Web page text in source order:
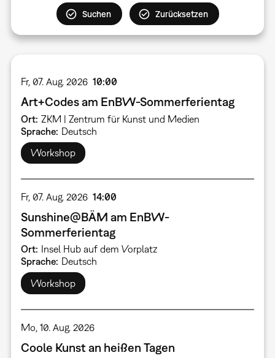
Fr, 07. Aug. 2026 10:00
Art+Codes am EnBW-Sommerferientag
Ort ZKM | Zentrum für Kunst und Medien
Sprache Deutsch
Workshop
Fr, 07. Aug. 2026 14:00
Sunshine@BÄM am EnBW-
Sommerferientag
Ort
Insel Hub auf dem Vorplatz
Sprache
Deutsch
Workshop
Mo, 10. Aug. 2026
Coole Kunst an heißen Tagen